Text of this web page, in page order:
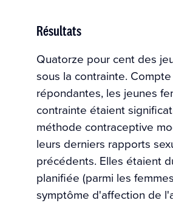
Résultats
Quatorze pour cent des
sous la contrainte.
répondantes, les jeunes
contrainte étaient
méthode contraceptive
leurs derniers rapports
précédents. Elles étaient
planifiée (parmi les
symptôme d'affection de